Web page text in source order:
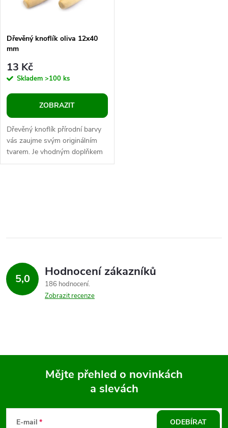
Dřevěný knoflík oliva 12x40
mm
13 Kč
Skladem >100 ks
ZOBRAZIT
Dřevěný knoflík přírodní barvy
vás zaujme svým originálním
tvarem. Je vhodným doplňkem
zimních kabátů či svetrů.
l
d
a
p
5,0 Hodnocení zákazníků
186 hodnocení
Zobrazit recenze
Mějte přehled o novinkách
a slevách
E-mail ODEBÍRAT